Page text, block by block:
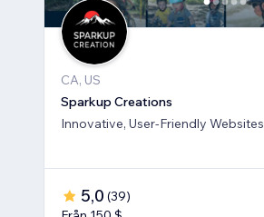
CA, US
Sparkup Creations
Innovative, User-Friendly Websites
5,0 (39)